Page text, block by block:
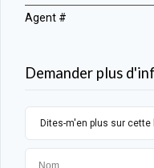
Agent #
Demander plus
Dites-m'en plus sur cette